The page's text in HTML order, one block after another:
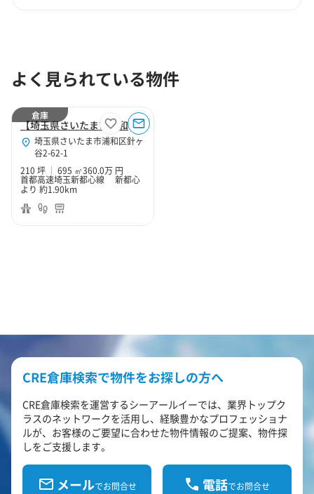
よく見られている物件
【埼玉県さいたま市浦和区】さいたま市浦和区針ヶ谷2丁目210坪倉庫
埼玉県さいたま市浦和区針ヶ
谷2-62-1
210 坪
695 ㎡360.0万 円
首都高速埼玉新都心線 新都心
より 約1.90km
倉庫
CRE倉庫検索で物件をお探しの方へ
CRE倉庫検索を運営するシーアールイーでは、業界トップク
ラスのネットワークを活用し、経験豊かなプロフェッショナ
ルが、お客様のご要望に合わせた物件情報のご提案、物件探
しをご支援します。
メールでお問合せ 電話でお問合せ